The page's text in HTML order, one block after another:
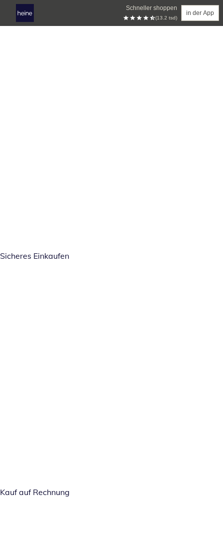
Schneller shoppen
(13.2 tsd)
in der App
Sicheres Einkaufen
Kauf auf Rechnung